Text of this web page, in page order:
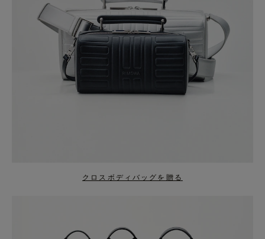
クロスボディバッグを贈る